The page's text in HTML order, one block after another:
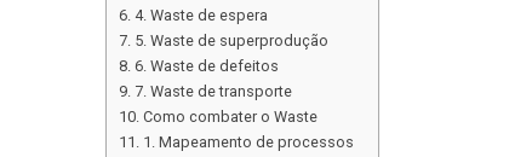
4. Waste de espera
5. Waste de superprodução
6. Waste de defeitos
7. Waste de transporte
Como combater o Waste
1. Mapeamento de processos